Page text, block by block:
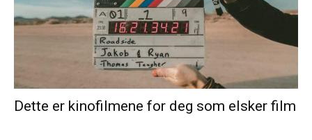
Dette er kinofilmene for deg som elsker film